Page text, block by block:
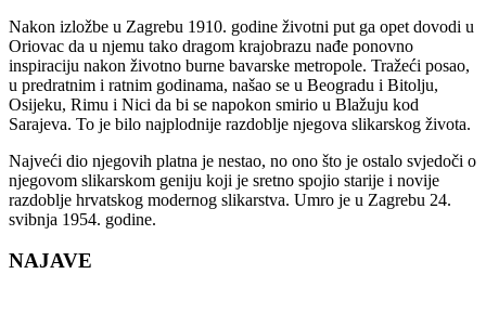
Nakon izložbe u Zagrebu 1910. godine životni put ga opet dovodi u
Oriovac da u njemu tako dragom krajobrazu nađe ponovno
inspiraciju nakon životno burne bavarske metropole. Tražeći posao,
u predratnim i ratnim godinama, našao se u Beogradu i Bitolju,
Osijeku, Rimu i Nici da bi se napokon smirio u Blažuju kod
Sarajeva. To je bilo najplodnije razdoblje njegova slikarskog života.
Najveći dio njegovih platna je nestao, no ono što je ostalo svjedoči o
njegovom slikarskom geniju koji je sretno spojio starije i novije
razdoblje hrvatskog modernog slikarstva. Umro je u Zagrebu 24.
svibnja 1954. godine.
NAJAVE